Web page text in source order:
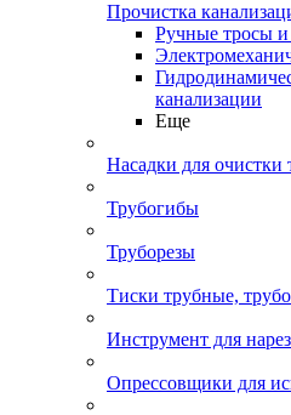
Прочистка
Ручные тросы
канализации
Еще
Насадки для очистки
Трубогибы
Труборезы
Тиски трубные,
Инструмент для
Опрессовщики для